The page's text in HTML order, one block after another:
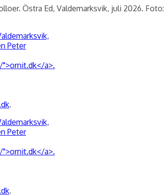
Östra Ed, Valdemarksvik, juli 2026. Foto:
.
.